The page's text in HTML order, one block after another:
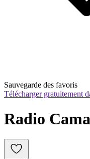
Sauvegarde des favoris
Télécharger gratuitement
Radio